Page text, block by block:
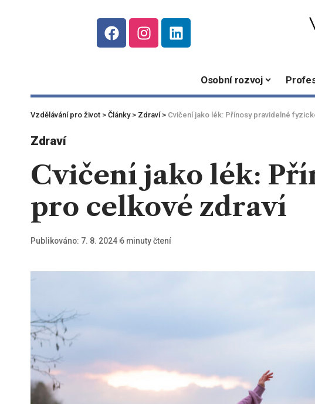
Osobní rozvoj
Vzdělávání pro život > Články> Zdraví> Cvičení jako lék: Přínosy pravidelné
Zdraví
Cvičení jako lék:
pro celkové zdraví
Publikováno: 7. 8. 2024 6 minuty čtení